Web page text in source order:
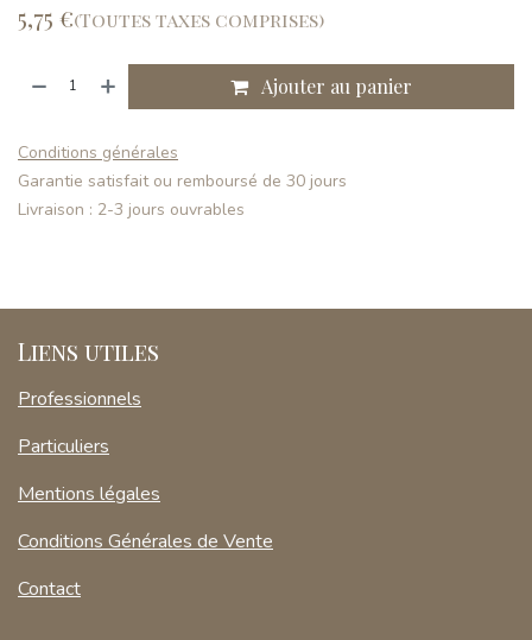
5,75 €(Toutes taxes comprises)
Ajouter au panier
Conditions générales
Garantie satisfait ou remboursé de 30 jours
Livraison : 2-3 jours ouvrables
Liens utiles
Professionnels
Particuliers
Mentions légales
Conditions Générales de Vente
Contact